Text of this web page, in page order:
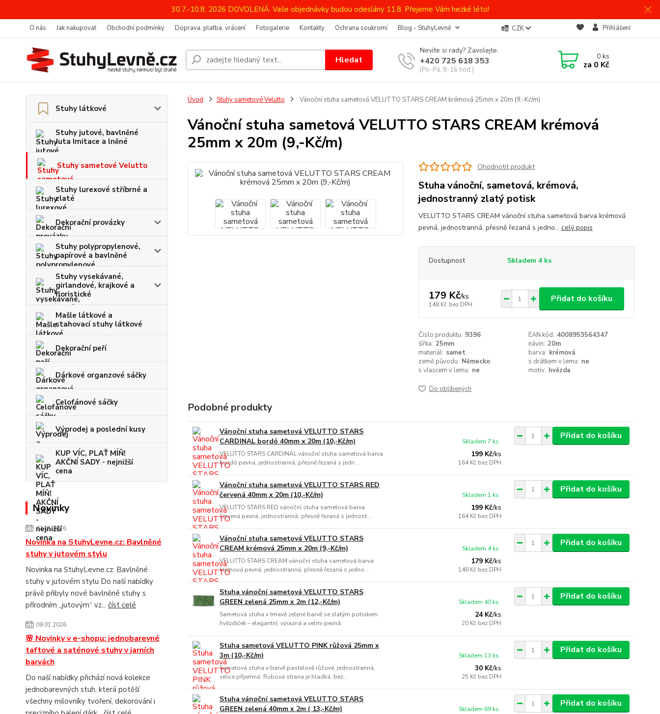
30.7.-10.8. 2026 DOVOLENÁ. Vaše objednávky budou odeslány 11.8. Přejeme Vám hezké léto!
O nás Jak nakupovat Obchodní podmínky Doprava, platba, vrácení Fotogalerie Kontakty Ochrana soukromí Blog - StuhyLevně CZK Přihlášení
Hledat
Nevíte si rady? Zavolejte.
+420 725 618 353
(Po-Pá, 8-16 hod.)
0ks
za 0 Kč
Stuhy látkové
Stuhy jutové, bavlněné
Juta Imitace a lněné
Stuhy sametové Velutto
Stuhy lurexové stříbrné a
zlaté
Dekorační provázky
Stuhy polypropylenové,
papírové a bavlněné
Stuhy vysekávané,
girlandové, krajkové a
floristické
Mašle látkové a
stahovací stuhy látkové
Dekorační peří
Dárkové organzové sáčky
Celofánové sáčky
Výprodej a poslední kusy
KUP VÍC, PLAŤ MÍŇ!
AKČNÍ SADY - nejnižší
cena
Novinky
07.05.2026
Novinka na StuhyLevne.cz: Bavlněné
stuhy v jutovém stylu
Novinka na StuhyLevne.cz: Bavlněné
stuhy v jutovém stylu Do naší nabídky
právě přibyly nové bavlněné stuhy s
přírodním „jutovým“ vz... číst celé
09.01.2026
🌸 Novinky v e-shopu: jednobarevné
taftové a saténové stuhy v jarních
barvách
Do naší nabídky přichází nová kolekce
jednobarevných stuh, která potěší
všechny milovníky tvoření, dekorování i
Úvod Stuhy sametové Velutto Vánoční stuha sametová VELUTTO STARS CREAM krémová 25mm x 20m (9,-Kč/m)
Vánoční stuha sametová VELUTTO STARS CREAM krémová
25mm x 20m (9,-Kč/m)
Ohodnotit produkt
Stuha vánoční, sametová, krémová,
jednostranný zlatý potisk
VELUTTO STARS CREAM vánoční stuha sametová barva krémová
pevná, jednostranná, přesně řezaná s jedno... celý popis
Dostupnost Skladem 4 ks
179 Kč/ks
148 Kč bez DPH
Přidat do košíku
Číslo produktu: 9396 EAN kód: 4008953564347
šířka: 25mm návin: 20m
materiál: samet barva: krémová
země původu: Německo s drátkem v lemu: ne
s vlascem v lemu: ne motiv: hvězda
Do oblíbených
Podobné produkty
Vánoční stuha sametová VELUTTO STARS
CARDINAL bordó 40mm x 20m (10,-Kč/m)
VELUTTO STARS CARDINAL vánoční stuha sametová barva
bordó pevná, jednostranná, přesně řezaná s jedn...
199 Kč/ks
164 Kč bez DPH
Skladem 7 ks
Přidat do košíku
Vánoční stuha sametová VELUTTO STARS RED
červená 40mm x 20m (10,-Kč/m)
VELUTTO STARS RED vánoční stuha sametová barva
červená pevná, jednostranná, přesně řezaná s jednost...
199 Kč/ks
164 Kč bez DPH
Skladem 1 ks
Přidat do košíku
Vánoční stuha sametová VELUTTO STARS
CREAM krémová 25mm x 20m (9,-Kč/m)
VELUTTO STARS CREAM vánoční stuha sametová barva
krémová pevná, jednostranná, přesně řezaná s jedno...
179 Kč/ks
148 Kč bez DPH
Skladem 4 ks
Přidat do košíku
Stuha vánoční sametová VELUTTO STARS
GREEN zelená 25mm x 2m (12,-Kč/m)
Sametová stuha v tmavě zelené barvě se zlatým potiskem
hvězdiček – elegantní, výrazná a velmi pevná.
24 Kč/ks
20 Kč bez DPH
Skladem 40 ks
Přidat do košíku
Stuha sametová VELUTTO PINK růžová 25mm x
3m (10,-Kč/m)
Sametová stuha v barvě pastelově růžové, jednostranná,
velice příjemná. Rubová strana je hladká, bez...
30 Kč/ks
25 Kč bez DPH
Skladem 13 ks
Přidat do košíku
Stuha vánoční sametová VELUTTO STARS
GREEN zelená 40mm x 2m ( 13,-Kč/m)
Skladem 69 ks
Přidat do košíku